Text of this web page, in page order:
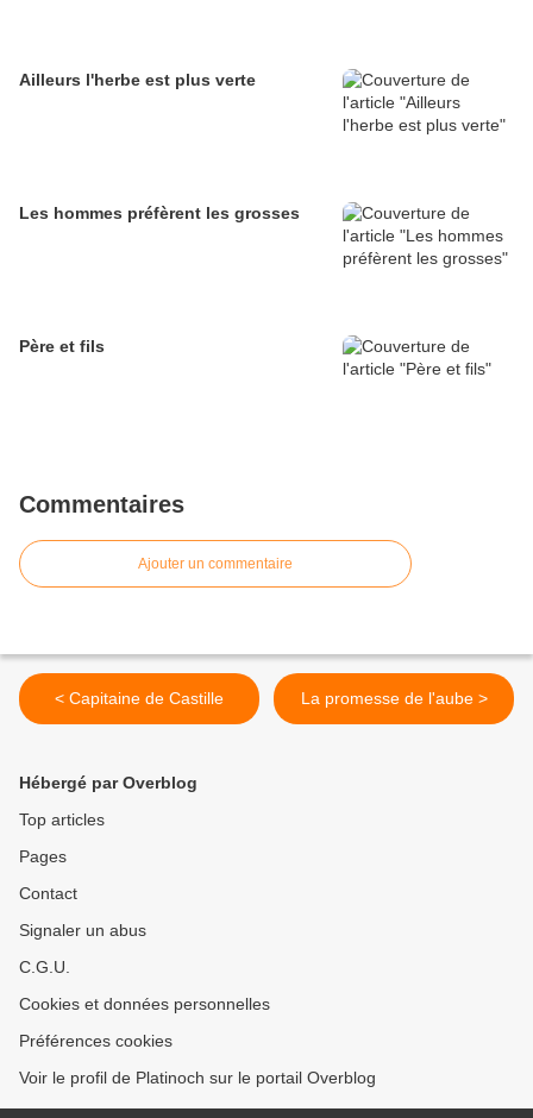
Ailleurs l'herbe est plus verte
Les hommes préfèrent les grosses
Père et fils
Commentaires
Ajouter un commentaire
< Capitaine de Castille La promesse de l'aube >
Hébergé par Overblog
Top articles
Pages
Contact
Signaler un abus
C.G.U.
Cookies et données personnelles
Préférences cookies
Voir le profil de Platinoch sur le portail Overblog